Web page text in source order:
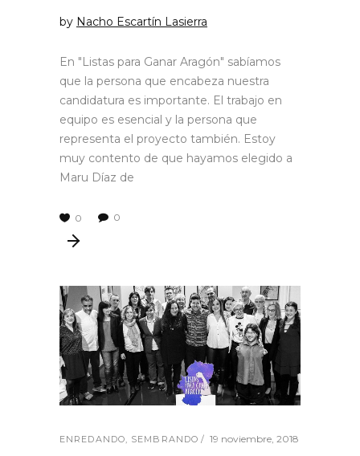
by Nacho Escartín Lasierra
En "Listas para Ganar Aragón" sabíamos
que la persona que encabeza nuestra
candidatura es importante. El trabajo en
equipo es esencial y la persona que
representa el proyecto también. Estoy
muy contento de que hayamos elegido a
Maru Díaz de
0 0
ENREDANDO, SEMBRANDO 19 noviembre, 2018